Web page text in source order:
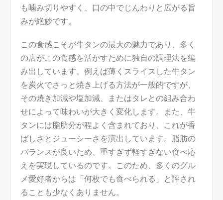
も噛み切りやすく、口の中でじんわりと広がる旨
みが絶妙です。
この食感こそが牛タンの最大の魅力であり、多く
の店がこの食感を活かすために独自の調理法を編
み出しています。例えば薄くスライスした牛タン
を炭火でさっと焼き上げる方法が一般的ですが、
その焼き加減や塩加減、またはタレとの組み合わ
せによって味わいが大きく変化します。また、牛
タンには脂肪分が程よく含まれており、これが香
ばしさとジューシーさを演出しています。脂肪の
バランスが良いため、重すぎず軽すぎない食べ応
えを実現しているのです。このため、多くのグル
メ愛好者からは「何枚でも食べられる」と評され
ることも少なくありません。